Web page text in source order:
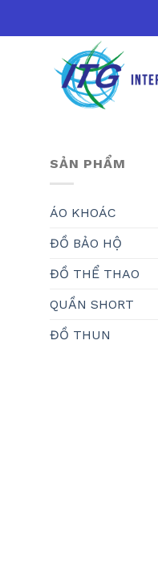
SẢN PHẨM
ÁO KHOÁC
ĐỒ BẢO HỘ
ĐỒ THỂ THAO
QUẦN SHORT
ĐỒ THUN